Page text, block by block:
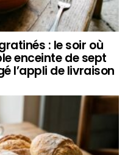
: le soir où
enceinte de sept
l’appli de livraison